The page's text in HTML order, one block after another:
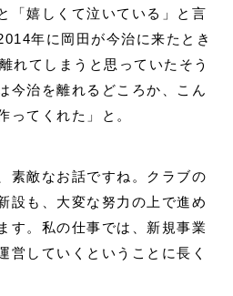
「嬉しくて泣いている」と言
年に岡田が今治に来たとき
れてしまうと思っていたそう
今治を離れるどころか、こん
ってくれた」と。
素敵なお話ですね。クラブの
設も、大変な努力の上で進め
す。私の仕事では、新規事業
営していくということに長く